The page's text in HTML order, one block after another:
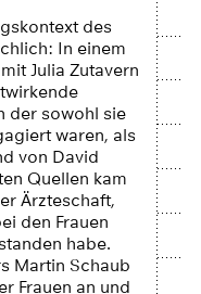
des
In einem
Julia Zutavern
der sowohl sie
waren, als
von David
Quellen kam
Ärzteschaft,
den Frauen
habe.
Martin Schaub
Frauen an und